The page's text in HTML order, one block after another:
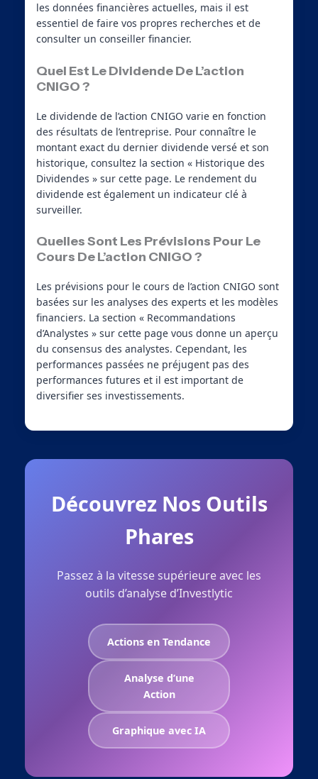
les données financières actuelles, mais il est
essentiel de faire vos propres recherches et de
consulter un conseiller financier.
Quel Est Le Dividende De L’action
CNIGO ?
Le dividende de l’action CNIGO varie en fonction
des résultats de l’entreprise. Pour connaître le
montant exact du dernier dividende versé et son
historique, consultez la section « Historique des
Dividendes » sur cette page. Le rendement du
dividende est également un indicateur clé à
surveiller.
Quelles Sont Les Prévisions Pour Le
Cours De L’action CNIGO ?
Les prévisions pour le cours de l’action CNIGO sont
basées sur les analyses des experts et les modèles
financiers. La section « Recommandations
d’Analystes » sur cette page vous donne un aperçu
du consensus des analystes. Cependant, les
performances passées ne préjugent pas des
performances futures et il est important de
diversifier ses investissements.
Découvrez Nos Outils
Phares
Passez à la vitesse supérieure avec les
outils d’analyse d’Investlytic
Actions en Tendance
Analyse d’une
Action
Graphique avec IA